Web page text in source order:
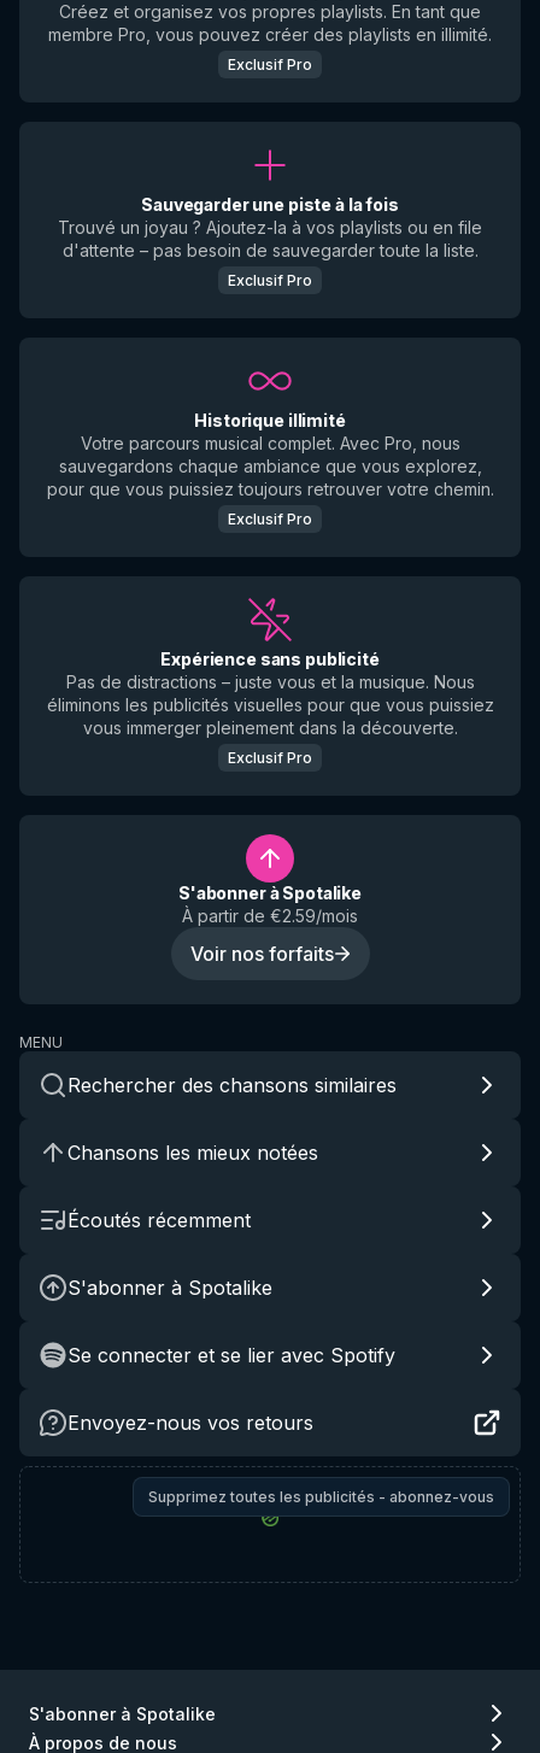
Créez et organisez vos propres playlists. En tant que
membre Pro, vous pouvez créer des playlists en illimité.
Exclusif Pro
Sauvegarder une piste à la fois
Trouvé un joyau ? Ajoutez-la à vos playlists ou en file
d'attente – pas besoin de sauvegarder toute la liste.
Exclusif Pro
Historique illimité
Votre parcours musical complet. Avec Pro, nous
sauvegardons chaque ambiance que vous explorez,
pour que vous puissiez toujours retrouver votre chemin.
Exclusif Pro
Expérience sans publicité
Pas de distractions – juste vous et la musique. Nous
éliminons les publicités visuelles pour que vous puissiez
vous immerger pleinement dans la découverte.
Exclusif Pro
S'abonner à Spotalike
À partir de €2.59/mois
Voir nos forfaits
MENU
Rechercher des chansons similaires
Chansons les mieux notées
Écoutés récemment
S'abonner à Spotalike
Se connecter et se lier avec Spotify
Envoyez-nous vos retours
Supprimez toutes les publicités - abonnez-vous
S'abonner à Spotalike
À propos de nous